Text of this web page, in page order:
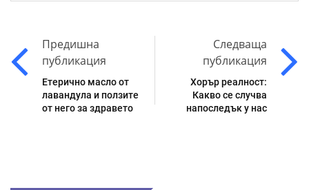
Предишна
публикация
Етерично масло от
лавандула и ползите
от него за здравето
Следваща
публикация
Хорър реалност:
Какво се случва
напоследък у нас